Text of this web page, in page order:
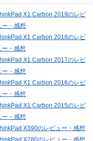
X1 Carbon 2019のレビ
ー・感想
X1 Carbon 2018のレビ
ー・感想
X1 Carbon 2017のレビ
ー・感想
X1 Carbon 2016のレビ
ー・感想
X1 Carbon 2015のレビ
ー・感想
X390のレビュー・感想
X280のレビュー・感想